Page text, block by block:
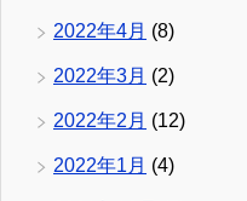
2022年4月 (8)
2022年3月 (2)
2022年2月 (12)
2022年1月 (4)